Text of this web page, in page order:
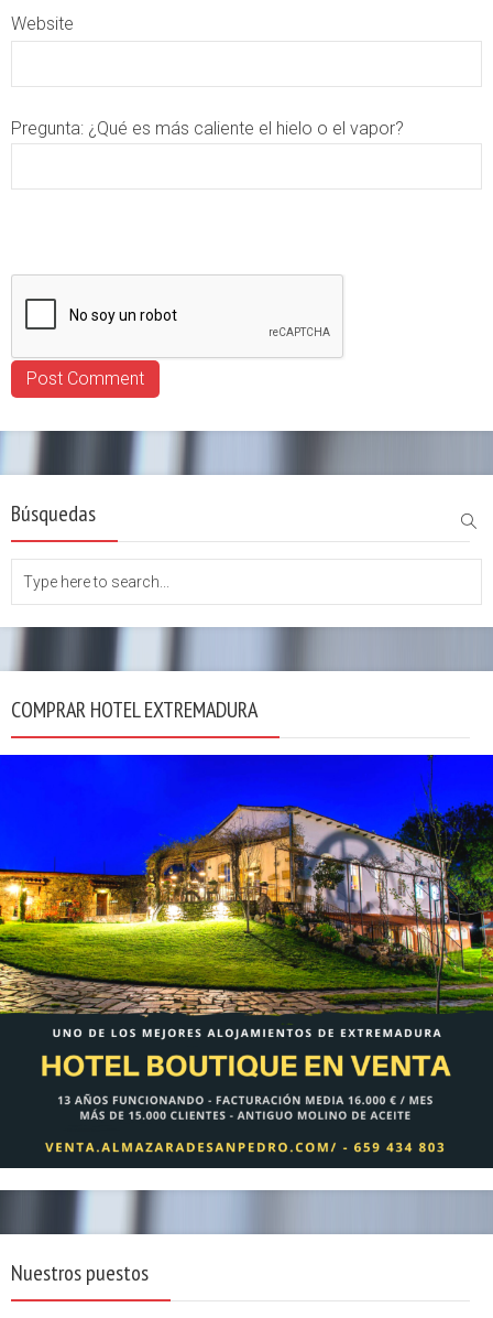
Website
Pregunta: ¿Qué es más caliente el hielo o el vapor?
Búsquedas
COMPRAR HOTEL EXTREMADURA
Nuestros puestos